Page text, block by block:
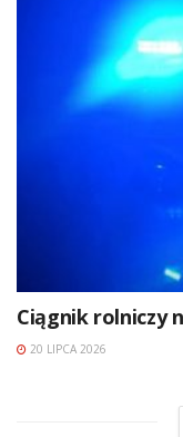
Ciągnik rolniczy
20 LIPCA 2026